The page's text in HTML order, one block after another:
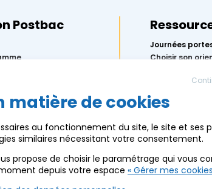
Postbac
Journées
Choisir son
orientation
Replay des
Mercredis de
Calendrier des
matière de cookies
au fonctionnement du site, le site et ses
similaires nécessitant votre consentement.
propose de choisir le paramétrage qui vous
depuis votre espace « Gérer mes